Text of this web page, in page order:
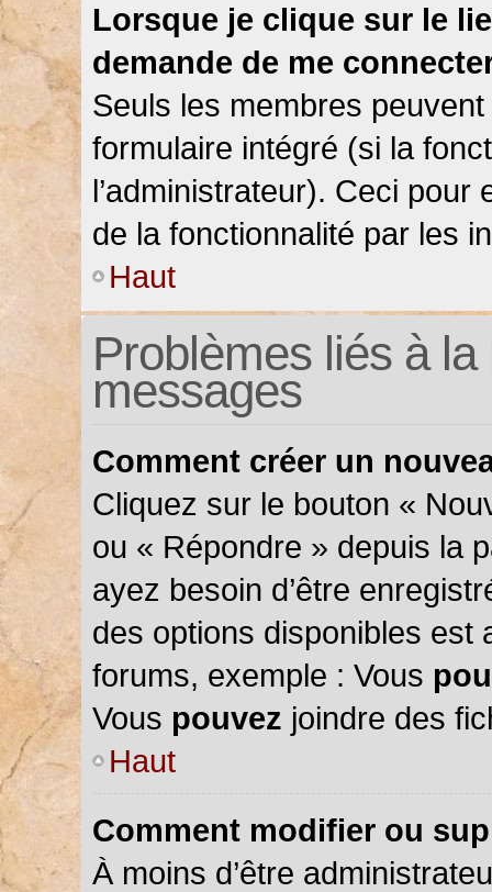
Lorsque je clique sur le
demande de me
Seuls les membres
formulaire intégré (si la
l’administrateur). Ceci pour
de la fonctionnalité par les
Haut
Problèmes liés à
messages
Comment créer un
Cliquez sur le bouton «
ou « Répondre » depuis la
ayez besoin d’être
des options disponibles est
forums, exemple : Vous
Vous pouvez joindre des
Haut
Comment modifier ou
À moins d’être